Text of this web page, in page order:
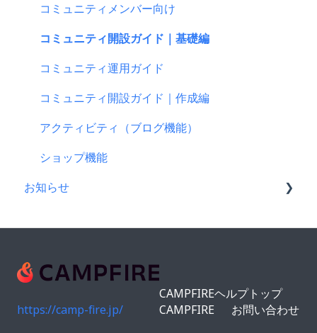
新規会員登録・ログイン・ログアウトについて
登録情報の確認・変更・削除について
マイページの機能について
CAMPFIREブランドリソース
楽天ペイ
au PAY（ネット支払い）
PayPay（ペイペイ）決済
クレジット決済
支援の仕方について
Paypal決済
支援をする前に
仲間募集について
FamiPay（ファミペイ）決済
プロジェクト作成について
プロジェクトの審査について
公開に向けて
リターン設定で気をつけるポイント
リターンについて
プロフィールについて
プロジェクトを公開したら
仲間募集について
プロジェクトが終了したら
支援者の情報について
プロジェクト達成に役立つ機能
プロジェクト公開後によくある質問
プロジェクト公開後の変更・中止について
コミュニティメンバー向け
コミュニティ開設ガイド｜基礎編
コミュニティ運用ガイド
コミュニティ開設ガイド｜作成編
アクティビティ（ブログ機能）
ショップ機能
お知らせ
営業情報・メンテナンスのお知らせ
https://camp-fire.jp/
CAMPFIREヘルプトップ
CAMPFIRE
お問い合わせ